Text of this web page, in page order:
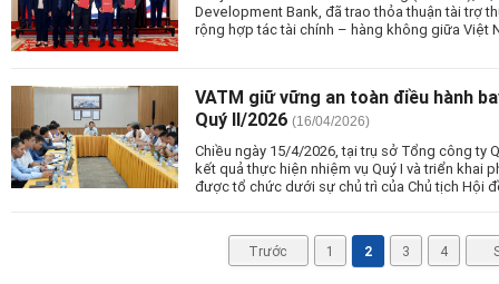
Development Bank, đã trao thỏa thuận tài trợ
rộng hợp tác tài chính – hàng không giữa Việt
VATM giữ vững an toàn điều hành
Quý II/2026 (16/04/2026)
Chiều ngày 15/4/2026, tại trụ sở Tổng công ty
kết quả thực hiện nhiệm vụ Quý I và triển khai
được tổ chức dưới sự chủ trì của Chủ tịch Hội
Trước 1 2 3 4